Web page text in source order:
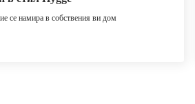
се намира в собствения ви дом